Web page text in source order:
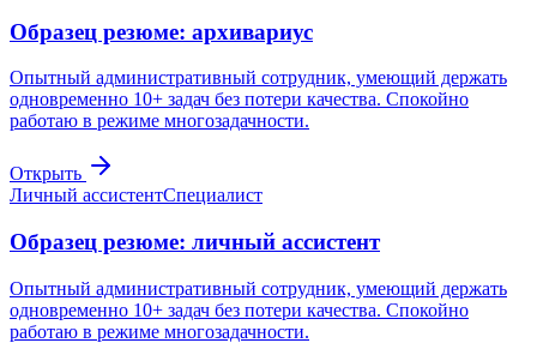
Образец резюме: архивариус
Опытный административный сотрудник, умеющий держать
одновременно 10+ задач без потери качества. Спокойно
работаю в режиме многозадачности.
Открыть
Личный ассистентСпециалист
Образец резюме: личный ассистент
Опытный административный сотрудник, умеющий держать
одновременно 10+ задач без потери качества. Спокойно
работаю в режиме многозадачности.